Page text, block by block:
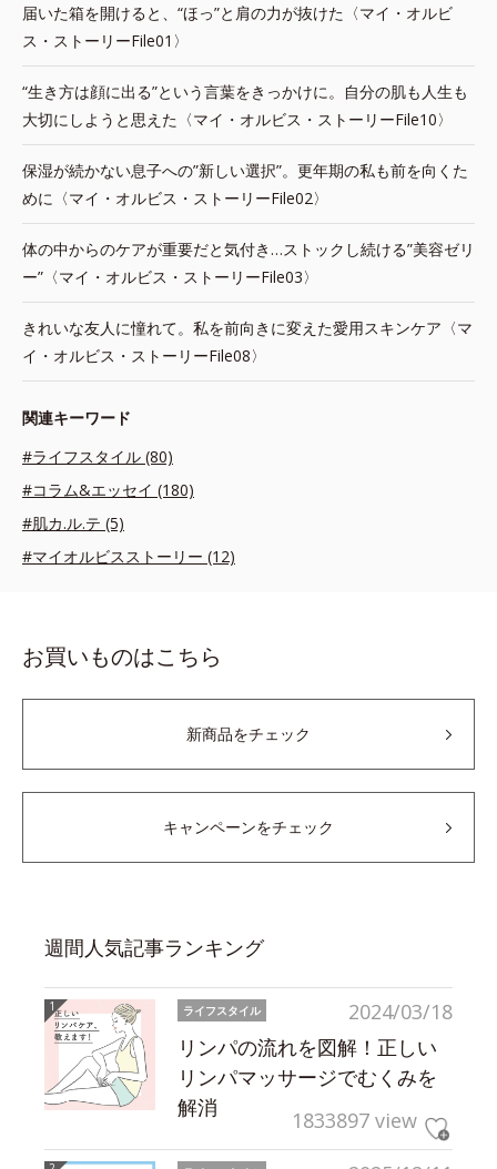
届いた箱を開けると、“ほっ”と肩の力が抜けた〈マイ・オルビ
ス・ストーリーFile01〉
“生き方は顔に出る”という言葉をきっかけに。自分の肌も人生も
大切にしようと思えた〈マイ・オルビス・ストーリーFile10〉
保湿が続かない息子への”新しい選択”。更年期の私も前を向くた
めに〈マイ・オルビス・ストーリーFile02〉
体の中からのケアが重要だと気付き…ストックし続ける”美容ゼリ
ー”〈マイ・オルビス・ストーリーFile03〉
きれいな友人に憧れて。私を前向きに変えた愛用スキンケア〈マ
イ・オルビス・ストーリーFile08〉
関連キーワード
#ライフスタイル (80)
#コラム&エッセイ (180)
#肌カ.ル.テ (5)
#マイオルビスストーリー (12)
お買いものはこちら
新商品をチェック
キャンペーンをチェック
週間人気記事ランキング
2024/03/18
ライフスタイル
リンパの流れを図解！正しい
リンパマッサージでむくみを
解消
1833897 view